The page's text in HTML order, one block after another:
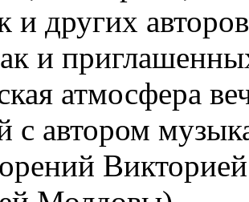
и других
и
атмосфера
с автором